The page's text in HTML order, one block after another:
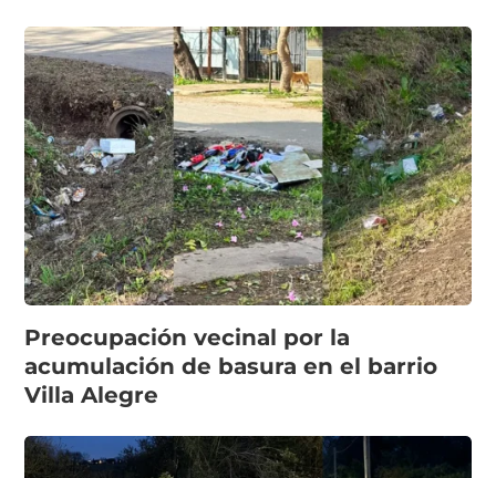
Preocupación vecinal por la
acumulación de basura en el barrio
Villa Alegre